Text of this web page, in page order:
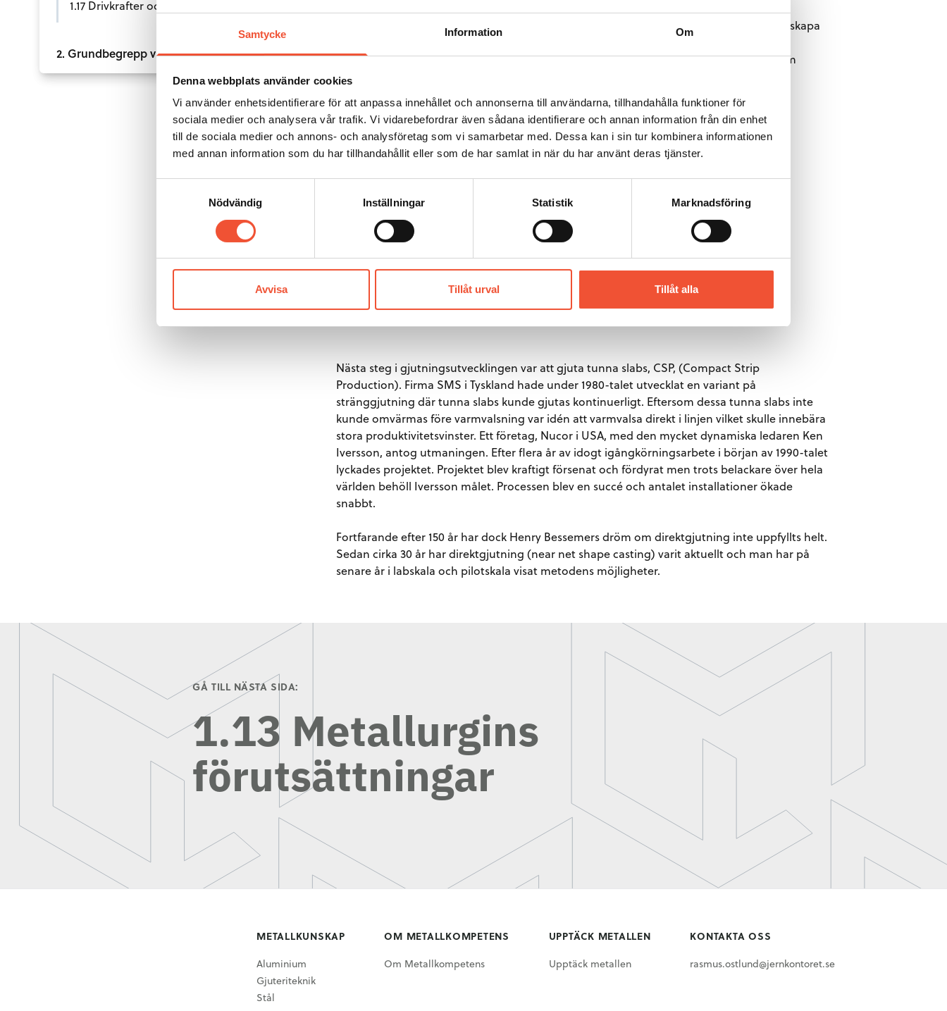
Samtycke Information Om
Denna webbplats använder cookies
Vi använder enhetsidentifierare för att anpassa innehållet och annonserna till användarna, tillhandahålla funktioner för
sociala medier och analysera vår trafik. Vi vidarebefordrar även sådana identifierare och annan information från din enhet
till de sociala medier och annons- och analysföretag som vi samarbetar med. Dessa kan i sin tur kombinera informationen
med annan information som du har tillhandahållit eller som de har samlat in när du har använt deras tjänster.
Nödvändig
Inställningar Statistik Marknadsföring
Avvisa Tillåt urval Tillåt alla
2. Grundbegrepp vid stålframställning
stränggjutningsprojekten av naturliga kostnadsskäl arbetade i liten skala kom man att skapa
stränggjuta klena ämnen i jämförelse med grövre mått. De tekniska genombrotten kom
därför först när man vågade gå upp i skala.
Figur 16.Utveckling av andelen stränggjutet stål. Källa: World Steel Association.
Nästa steg i gjutningsutvecklingen var att gjuta tunna slabs, CSP, (Compact Strip
Production). Firma SMS i Tyskland hade under 1980-talet utvecklat en variant på
stränggjutning där tunna slabs kunde gjutas kontinuerligt. Eftersom dessa tunna slabs inte
kunde omvärmas före varmvalsning var idén att varmvalsa direkt i linjen vilket skulle innebära
stora produktivitetsvinster. Ett företag, Nucor i USA, med den mycket dynamiska ledaren Ken
Iversson, antog utmaningen. Efter flera år av idogt igångkörningsarbete i början av 1990-talet
lyckades projektet. Projektet blev kraftigt försenat och fördyrat men trots belackare över hela
världen behöll Iversson målet. Processen blev en succé och antalet installationer ökade
snabbt.
Fortfarande efter 150 år har dock Henry Bessemers dröm om direktgjutning inte uppfyllts helt.
Sedan cirka 30 år har direktgjutning (near net shape casting) varit aktuellt och man har på
senare år i labskala och pilotskala visat metodens möjligheter.
GÅ TILL NÄSTA SIDA:
1.13 Metallurgins
förutsättningar
METALLKUNSKAP
Aluminium
Gjuteriteknik
Stål
OM METALLKOMPETENS
Om Metallkompetens
UPPTÄCK METALLEN
Upptäck metallen
KONTAKTA OSS
rasmus.ostlund@jernkontoret.se